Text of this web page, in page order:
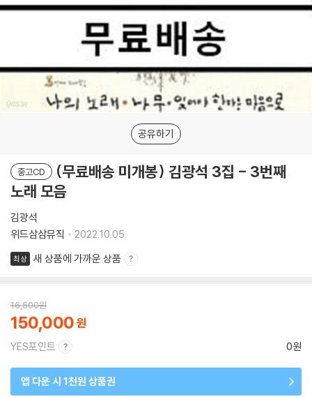
공유하기
중고CD
(무료배송 미개봉) 김광석 3집 - 3번째
노래 모음
김광석
위드삼삼뮤직
2022.10.05.
최상 새 상품에 가까운 상품
16,500원
150,000
YES포인트 0원
앱 다운 시 1천원 상품권